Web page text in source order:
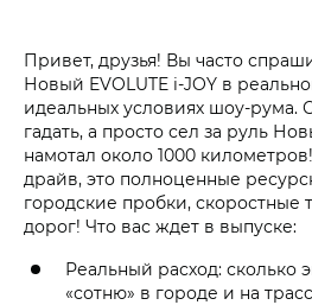
Привет, друзья! Вы часто
Новый EVOLUTE i‑JOY в
идеальных условиях шоу-рума.
гадать, а просто сел за руль
намотал около 1000
драйв, это полноценные
городские пробки, скоростные
дорог! Что вас ждет в выпуске:
Реальный расход: сколько
«сотню» в городе и на